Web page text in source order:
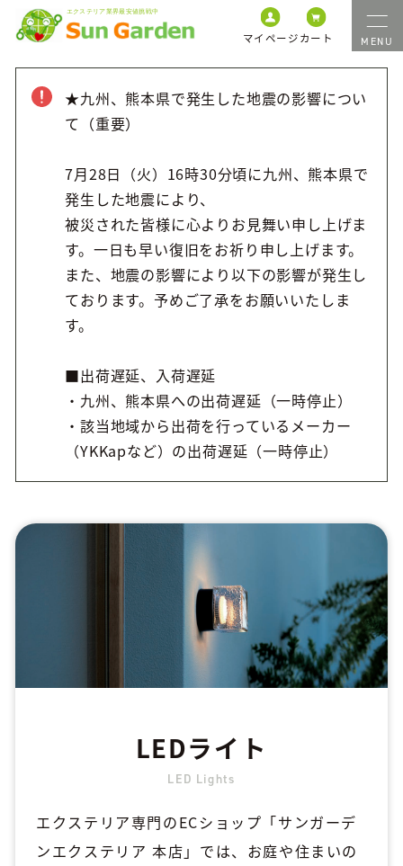
マイページカート
★九州、熊本県で発生した地震の影響につい
て（重要）
7月28日（火）16時30分頃に九州、熊本県で
発生した地震により、
被災された皆様に心よりお見舞い申し上げま
す。一日も早い復旧をお祈り申し上げます。
また、地震の影響により以下の影響が発生し
ております。予めご了承をお願いいたしま
す。
■出荷遅延、入荷遅延
・九州、熊本県への出荷遅延（一時停止）
・該当地域から出荷を行っているメーカー
（YKKapなど）の出荷遅延（一時停止）
LEDライト
LED Lights
エクステリア専門のECショップ「サンガーデ
ンエクステリア 本店」では、お庭や住まいの